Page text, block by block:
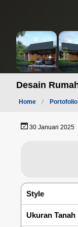
Desain
Home Portofolio
30 Januari 2025
Style
Ukuran Tanah